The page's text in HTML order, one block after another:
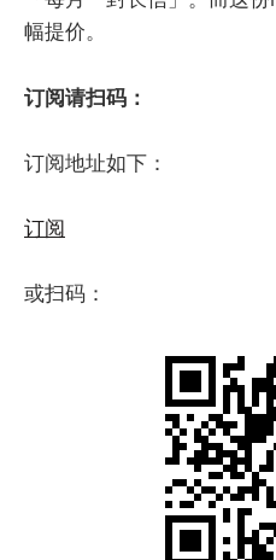
幅提价。
订阅请扫码：
订阅地址如下：
订阅
或扫码：